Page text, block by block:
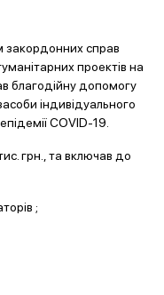
закордонних справ
проектів на
благодійну допомогу
індивідуального
COVID-19.
грн., та включав до
;